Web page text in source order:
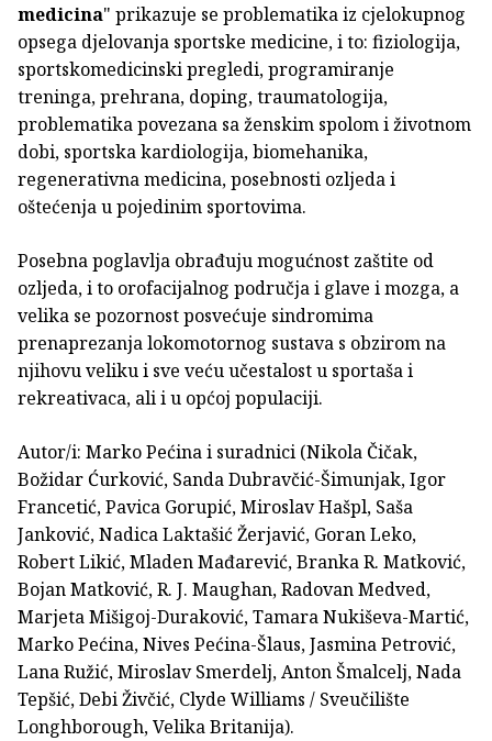
medicina" prikazuje se problematika iz cjelokupnog
opsega djelovanja sportske medicine, i to: fiziologija,
sportskomedicinski pregledi, programiranje
treninga, prehrana, doping, traumatologija,
problematika povezana sa ženskim spolom i životnom
dobi, sportska kardiologija, biomehanika,
regenerativna medicina, posebnosti ozljeda i
oštećenja u pojedinim sportovima.
Posebna poglavlja obrađuju mogućnost zaštite od
ozljeda, i to orofacijalnog područja i glave i mozga, a
velika se pozornost posvećuje sindromima
prenaprezanja lokomotornog sustava s obzirom na
njihovu veliku i sve veću učestalost u sportaša i
rekreativaca, ali i u općoj populaciji.
Autor/i: Marko Pećina i suradnici (Nikola Čičak,
Božidar Ćurković, Sanda Dubravčić-Šimunjak, Igor
Francetić, Pavica Gorupić, Miroslav Hašpl, Saša
Janković, Nadica Laktašić Žerjavić, Goran Leko,
Robert Likić, Mladen Mađarević, Branka R. Matković,
Bojan Matković, R. J. Maughan, Radovan Medved,
Marjeta Mišigoj-Duraković, Tamara Nukiševa-Martić,
Marko Pećina, Nives Pećina-Šlaus, Jasmina Petrović,
Lana Ružić, Miroslav Smerdelj, Anton Šmalcelj, Nada
Tepšić, Debi Živčić, Clyde Williams / Sveučilište
Longhborough, Velika Britanija).